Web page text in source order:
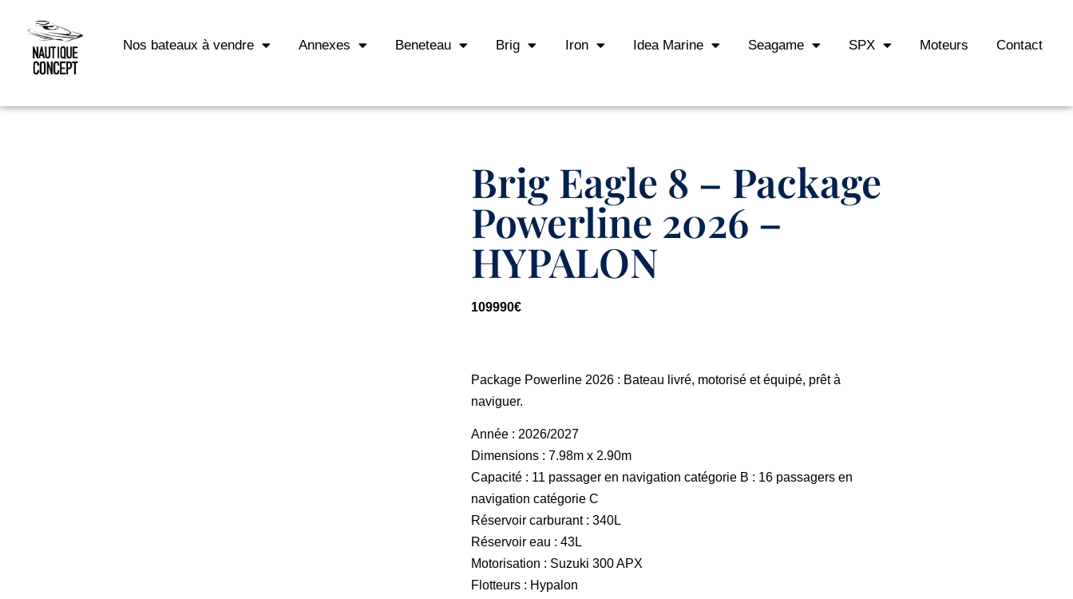
Nos bateaux à vendre Annexes Beneteau Brig Iron Idea Marine Seagame SPX Moteurs Contact
Brig Eagle 8 – Package
Powerline 2026 –
HYPALON
109990€
Package Powerline 2026 : Bateau livré, motorisé et équipé, prêt à
naviguer.
Année : 2026/2027
Dimensions : 7.98m x 2.90m
Capacité : 11 passager en navigation catégorie B : 16 passagers en
navigation catégorie C
Réservoir carburant : 340L
Réservoir eau : 43L
Motorisation : Suzuki 300 APX
Flotteurs : Hypalon